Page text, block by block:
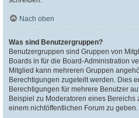
Nach oben
Was sind Benutzergruppen?
Benutzergruppen sind Gruppen von
Boards in für die Board-Administration
Mitglied kann mehreren Gruppen
Berechtigungen zugeteilt werden. Dies
Berechtigungen für mehrere Benutzer
Beispiel zu Moderatoren eines Bereichs
einem nichtöffentlichen Forum zu geben.